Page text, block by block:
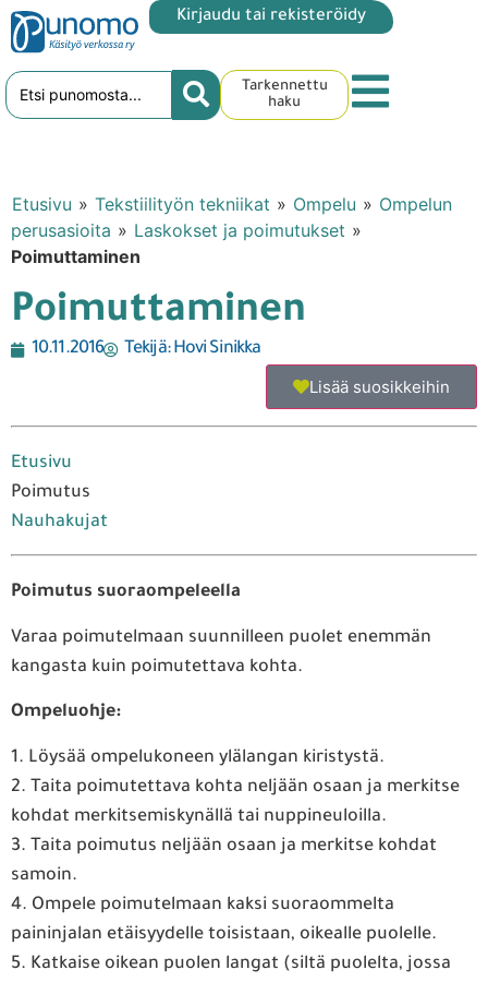
Kirjaudu tai rekisteröidy
Tarkennettu
haku
Etusivu » Tekstiilityön tekniikat » Ompelu » Ompelun
perusasioita » Laskokset ja poimutukset »
Poimuttaminen
Poimuttaminen
10.11.2016 Tekijä:Hovi Sinikka
Lisää suosikkeihin
Etusivu
Poimutus
Nauhakujat
Poimutus suoraompeleella
Varaa poimutelmaan suunnilleen puolet enemmän
kangasta kuin poimutettava kohta.
Ompeluohje:
1. Löysää ompelukoneen ylälangan kiristystä.
2. Taita poimutettava kohta neljään osaan ja merkitse
kohdat merkitsemiskynällä tai nuppineuloilla.
3. Taita poimutus neljään osaan ja merkitse kohdat
samoin.
4. Ompele poimutelmaan kaksi suoraommelta
paininjalan etäisyydelle toisistaan, oikealle puolelle.
5. Katkaise oikean puolen langat (siltä puolelta, jossa